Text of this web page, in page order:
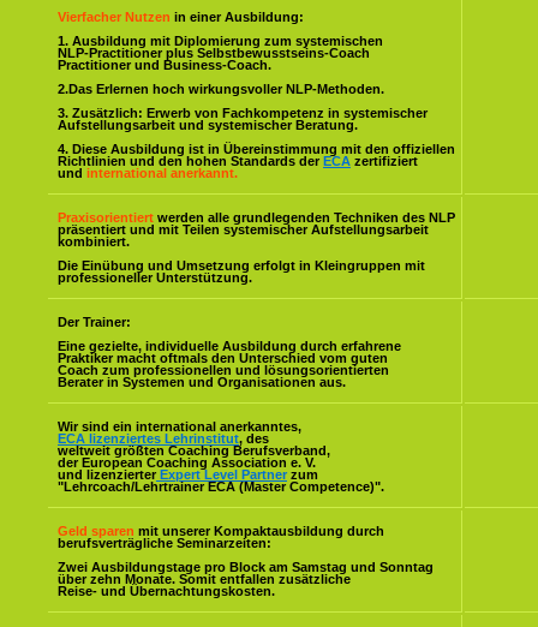
Vierfacher Nutzen in einer Ausbildung:
1. Ausbildung mit Diplomierung zum systemischen
NLP-Practitioner plus Selbstbewusstseins-Coach
Practitioner und Business-Coach.
2.Das Erlernen hoch wirkungsvoller NLP-Methoden.
3. Zusätzlich: Erwerb von Fachkompetenz in systemischer
Aufstellungsarbeit und systemischer Beratung.
4. Diese Ausbildung ist in Übereinstimmung mit den offiziellen
Richtlinien und den hohen Standards der ECA zertifiziert
und international anerkannt.
Praxisorientiert werden alle grundlegenden Techniken des NLP
präsentiert und mit Teilen systemischer Aufstellungsarbeit
kombiniert.
Die Einübung und Umsetzung erfolgt in Kleingruppen mit
professioneller Unterstützung.
Der Trainer:
Eine gezielte, individuelle Ausbildung durch erfahrene
Praktiker macht oftmals den Unterschied vom guten
Coach zum professionellen und lösungsorientierten
Berater in Systemen und Organisationen aus.
Wir sind ein international anerkanntes,
ECA lizenziertes Lehrinstitut, des
weltweit größten Coaching Berufsverband,
der European Coaching Association e. V.
und lizenzierter Expert Level Partner zum
"Lehrcoach/Lehrtrainer ECA (Master Competence)".
Geld sparen mit unserer Kompaktausbildung durch
berufsverträgliche Seminarzeiten:
Zwei Ausbildungstage pro Block am Samstag und Sonntag
über zehn Monate. Somit entfallen zusätzliche
Reise- und Übernachtungskosten.